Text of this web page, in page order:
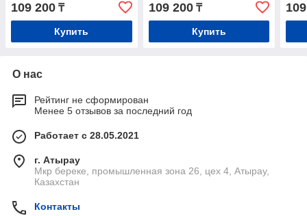
109 200 ₸
Купить
109 200₸
Купить
О нас
Рейтинг не сформирован
Менее 5 отзывов за последний год
Работает с 28.05.2021
г. Атырау
Мкр береке, промышленная зона 26, цех 4, Атырау,
Казахстан
Контакты